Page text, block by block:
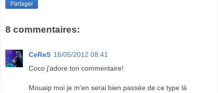
Partager
8 commentaires:
CeReS 16/05/2012 08:41
Coco j'adore ton commentaire!
Mouaip moi je m'en serai bien passée de ce type là